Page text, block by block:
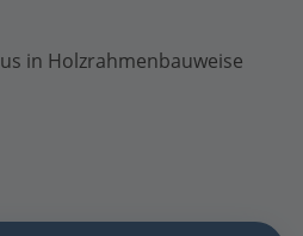
in Holzrahmenbauweise